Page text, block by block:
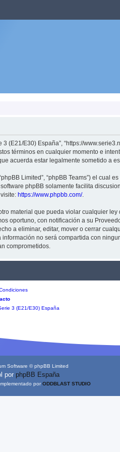
(E21/E30) España”, “https://
términos en cualquier momento e
acuerda estar legalmente sometido a
Limited”, “phpBB Teams”) el cual
software phpBB solamente facilita
https://www.phpbb.com/.
material que pueda violar cualquier
oportuno, con notificación a su
a eliminar, editar, mover o cerrar
no será compartida con
comprometidos.
3 (E21/E30) España
Software © phpBB Limited
por phpBB España
porODDBLAST STUDIO